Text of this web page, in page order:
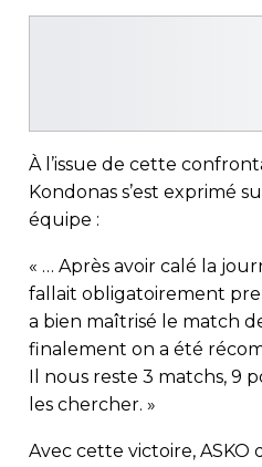
À l’issue de cette
Kondonas s’est exprimé
équipe :
« … Après avoir calé la
fallait obligatoirement
a bien maîtrisé le match
finalement on a été
Il nous reste 3 matchs, 9
les chercher. »
Avec cette victoire, ASKO